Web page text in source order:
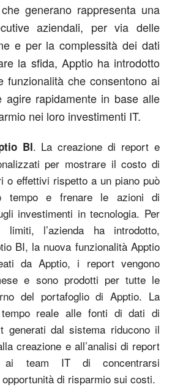
generano rappresenta una
aziendali, per via delle
e per la complessità dei dati
la sfida, Apptio ha introdotto
funzionalità che consentono ai
agire rapidamente in base alle
nei loro investimenti IT.
BI. La creazione di report e
per mostrare il costo di
o effettivi rispetto a un piano può
tempo e frenare le azioni di
investimenti in tecnologia. Per
limiti, l’azienda ha introdotto,
BI, la nuova funzionalità Apptio
da Apptio, i report vengono
e sono prodotti per tutte le
del portafoglio di Apptio. La
reale alle fonti di dati di
generati dal sistema riducono il
creazione e all’analisi di report
ai team IT di concentrarsi
opportunità di risparmio sui costi.